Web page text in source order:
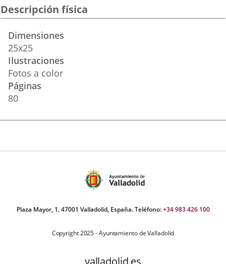
Descripción física
Dimensiones
25x25
Ilustraciones
Fotos a color
Páginas
80
Plaza Mayor, 1. 47001 Valladolid, España. Teléfono:+34 983 426 100
Copyright 2025 - Ayuntamiento de Valladolid
valladolid.es